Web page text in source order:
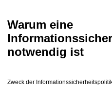
Warum eine
notwendig ist
Zweck der